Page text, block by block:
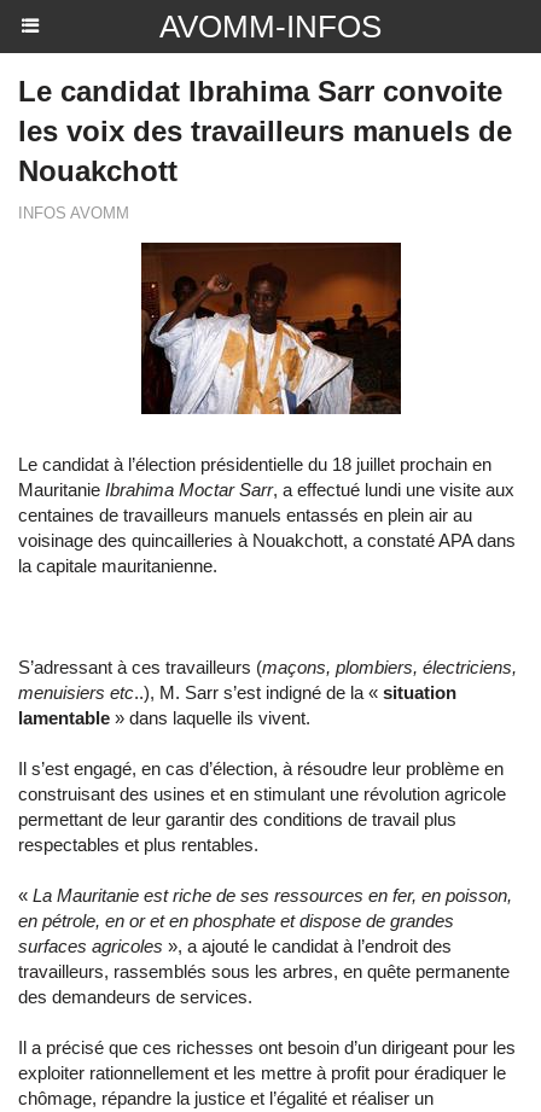
AVOMM-INFOS
Le candidat Ibrahima Sarr convoite
les voix des travailleurs manuels de
Nouakchott
INFOS AVOMM
Le candidat à l’élection présidentielle du 18 juillet prochain en
Mauritanie Ibrahima Moctar Sarr, a effectué lundi une visite aux
centaines de travailleurs manuels entassés en plein air au
voisinage des quincailleries à Nouakchott, a constaté APA dans
la capitale mauritanienne.
S’adressant à ces travailleurs (maçons, plombiers, électriciens,
menuisiers etc..), M. Sarr s’est indigné de la « situation
lamentable » dans laquelle ils vivent.
Il s’est engagé, en cas d’élection, à résoudre leur problème en
construisant des usines et en stimulant une révolution agricole
permettant de leur garantir des conditions de travail plus
respectables et plus rentables.
« La Mauritanie est riche de ses ressources en fer, en poisson,
en pétrole, en or et en phosphate et dispose de grandes
surfaces agricoles », a ajouté le candidat à l’endroit des
travailleurs, rassemblés sous les arbres, en quête permanente
des demandeurs de services.
Il a précisé que ces richesses ont besoin d’un dirigeant pour les
exploiter rationnellement et les mettre à profit pour éradiquer le
chômage, répandre la justice et l’égalité et réaliser un